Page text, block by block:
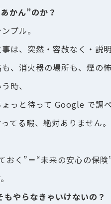
かん”のか？
プル。
は、突然・容赦なく・説
、消火器の場所も、煙の
時、
ょっと待って Google で調
てる暇、絶対ありません。
おく”＝“未来の安心の保険
やらなきゃいけないの？